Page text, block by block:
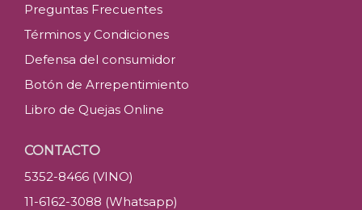
Preguntas Frecuentes
Términos y Condiciones
Defensa del consumidor
Botón de Arrepentimiento
Libro de Quejas Online
CONTACTO
5352-8466 (VINO)
11-6162-3088 (Whatsapp)